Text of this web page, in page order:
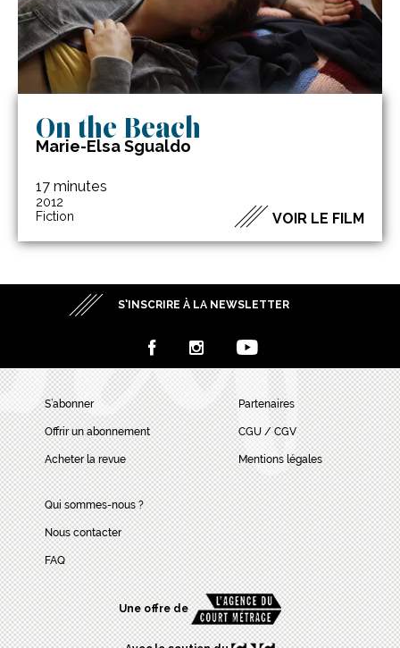
On the Beach
Marie-Elsa Sgualdo
17 minutes
2012
Fiction
VOIR LE FILM
S’INSCRIRE À LA NEWSLETTER
S’abonner
Offrir un abonnement
Acheter la revue
Partenaires
CGU / CGV
Mentions légales
Qui sommes-nous ?
Nous contacter
FAQ
Une offre de